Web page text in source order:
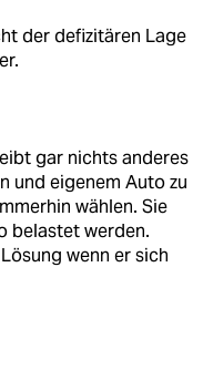
der defizitären Lage
gar nichts anderes
und eigenem Auto zu
wählen. Sie
belastet werden.
wenn er sich